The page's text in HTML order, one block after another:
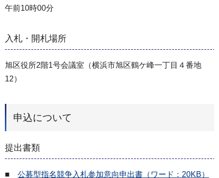
午前10時00分
入札・開札場所
旭区役所2階1号会議室（横浜市旭区鶴ケ峰一丁目４番地
12）
申込について
提出書類
■ 公募型指名競争入札参加意向申出書（ワード：20KB）